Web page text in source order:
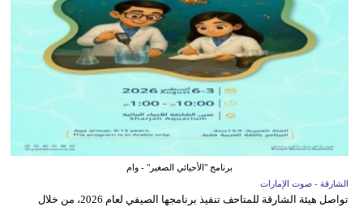
برنامج "الأحيائي الصغير" - وام
الشارقة - صوت الإمارات
تواصل هيئة الشارقة للمتاحف تنفيذ برنامجها الصيفي لعام 2026، من خلال